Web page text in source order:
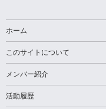
ョ
ン
ホーム
このサイトについて
メンバー紹介
活動履歴